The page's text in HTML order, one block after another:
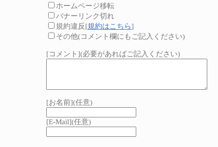
ホームページ移転
バナーリンク切れ
規約違反[規約はこちら]
その他(コメント欄にもご記入ください)
[コメント](必要があればご記入ください)
[お名前](任意)
[E-Mail](任意)